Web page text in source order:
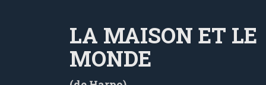
LA MAISON ET LE
MONDE